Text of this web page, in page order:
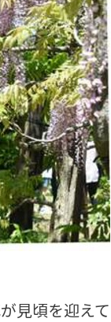
見頃を迎えて